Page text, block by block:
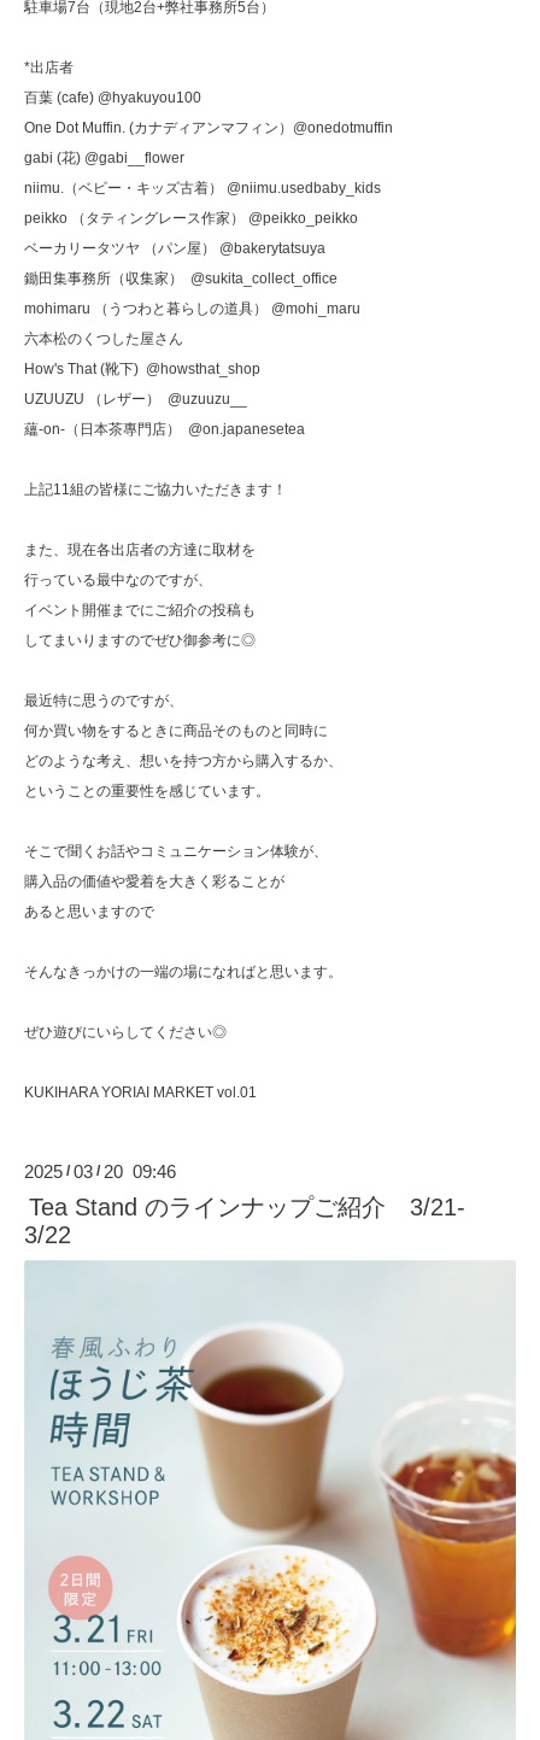
駐車場7台（現地2台+弊社事務所5台）
*出店者
百葉 (cafe) @hyakuyou100
One Dot Muffin. (カナディアンマフィン）@onedotmuffin
gabi (花) @gabi__flower
niimu.（ベビー・キッズ古着） @niimu.usedbaby_kids
peikko （タティングレース作家） @peikko_peikko
ベーカリータツヤ （パン屋） @bakerytatsuya
鋤田集事務所（収集家） @sukita_collect_office
mohimaru （うつわと暮らしの道具） @mohi_maru
六本松のくつした屋さん
How's That (靴下) @howsthat_shop
UZUUZU （レザー） @uzuuzu__
蘊-on-（日本茶專門店） @on.japanesetea
上記11組の皆様にご協力いただきます！
また、現在各出店者の方達に取材を
行っている最中なのですが、
イベント開催までにご紹介の投稿も
してまいりますのでぜひ御参考に◎
最近特に思うのですが、
何か買い物をするときに商品そのものと同時に
どのような考え、想いを持つ方から購入するか、
ということの重要性を感じています。
そこで聞くお話やコミュニケーション体験が、
購入品の価値や愛着を大きく彩ることが
あると思いますので
そんなきっかけの一端の場になればと思います。
ぜひ遊びにいらしてください◎
KUKIHARA YORIAI MARKET vol.01
2025 /03 / 20 09:46
Tea Stand のラインナップご紹介 3/21-
3/22